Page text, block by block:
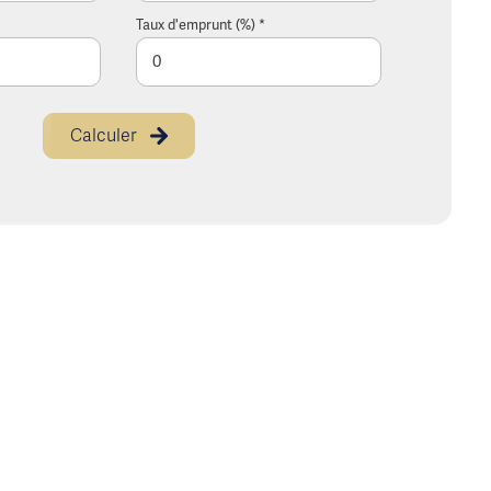
Taux d'emprunt (%) *
Calculer